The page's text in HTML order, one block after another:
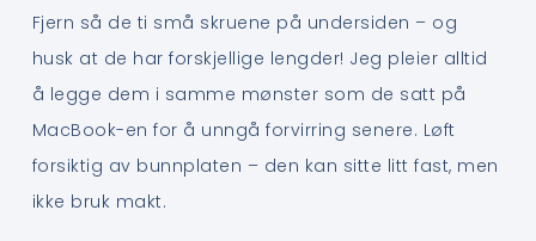
Fjern så de ti små skruene på undersiden – og
husk at de har forskjellige lengder! Jeg pleier alltid
å legge dem i samme mønster som de satt på
MacBook-en for å unngå forvirring senere. Løft
forsiktig av bunnplaten – den kan sitte litt fast, men
ikke bruk makt.